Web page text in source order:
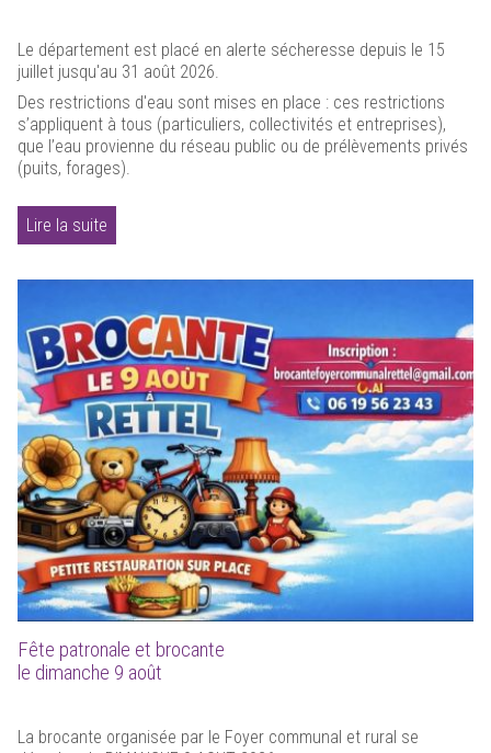
Le département est placé en alerte sécheresse depuis le 15
juillet jusqu'au 31 août 2026.
Des restrictions d'eau sont mises en place : ces restrictions
s’appliquent à tous (particuliers, collectivités et entreprises),
que l’eau provienne du réseau public ou de prélèvements privés
(puits, forages).
Lire la suite
Fête patronale et brocante
le dimanche 9 août
La brocante organisée par le Foyer communal et rural se